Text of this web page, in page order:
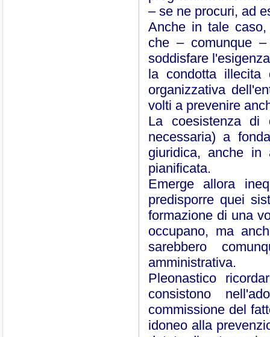
– se ne procuri, ad
Anche in tale
che – comunque
soddisfare
la condotta illecita
organizzativa
volti a prevenire
La coesistenza di
necessaria) a
giuridica, anche in
pianificata.
Emerge allora
predisporre quei
formazione di una
occupano, ma
sarebbero
amministrativa.
Pleonastico
consistono
commissione del
idoneo alla